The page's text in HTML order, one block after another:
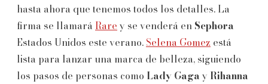
hasta ahora que tenemos todos los detalles. La
firma se llamará Rare y se venderá en Sephora
Estados Unidos este verano. Selena Gomez está
lista para lanzar una marca de belleza, siguiendo
los pasos de personas como Lady Gagay Rihanna